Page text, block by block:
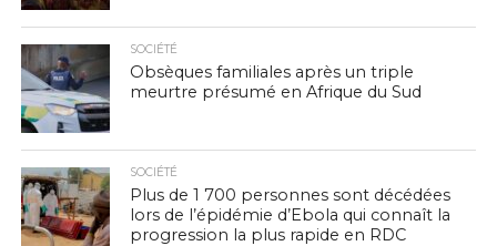
SOCIÉTÉ
Obsèques familiales après un triple
meurtre présumé en Afrique du Sud
SOCIÉTÉ
Plus de 1 700 personnes sont décédées
lors de l’épidémie d’Ebola qui connaît la
progression la plus rapide en RDC